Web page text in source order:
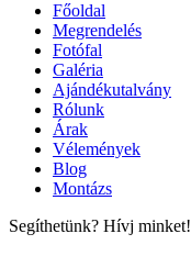
Főoldal
Megrendelés
Fotófal
Galéria
Ajándékutalvány
Rólunk
Árak
Vélemények
Blog
Montázs
Segíthetünk? Hívj minket!